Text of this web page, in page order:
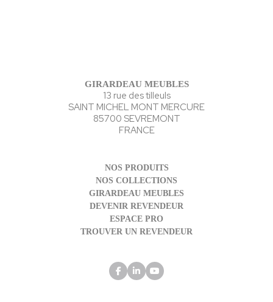
GIRARDEAU MEUBLES
13 rue des tilleuls
SAINT MICHEL MONT MERCURE
85700 SEVREMONT
FRANCE
NOS PRODUITS
NOS COLLECTIONS
GIRARDEAU MEUBLES
DEVENIR REVENDEUR
ESPACE PRO
TROUVER UN REVENDEUR